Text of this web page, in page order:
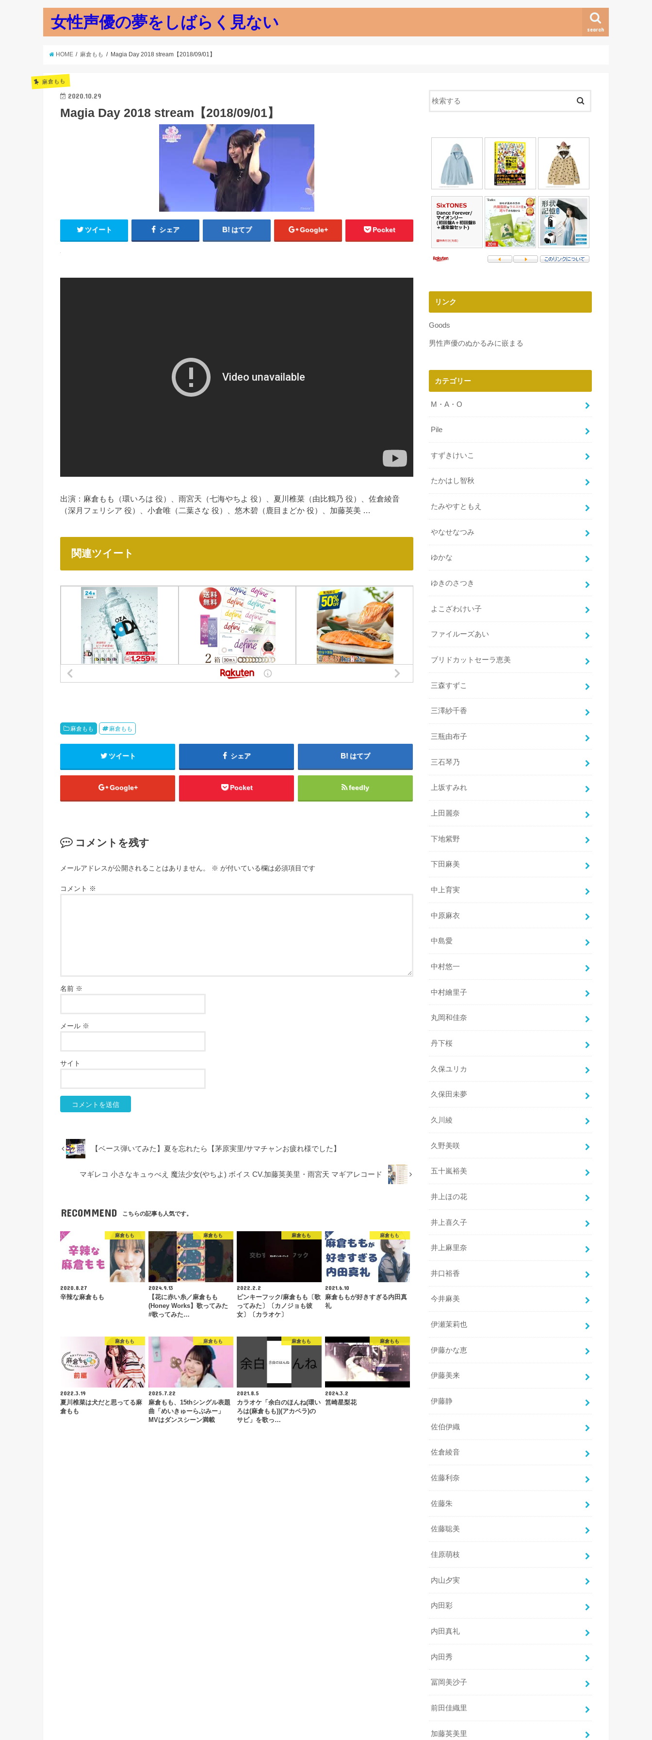
女性声優の夢をしばらく見ない search
HOME 麻倉もも Magia Day 2018 stream【2018/09/01】
麻倉もも
2020.10.29
Magia Day 2018 stream【2018/09/01】
ツイート シェア はてブ Google+ Pocket
出演：麻倉もも（環いろは 役）、雨宮天（七海やちよ 役）、夏川椎菜（由比鶴乃 役）、佐倉綾音
（深月フェリシア 役）、小倉唯（二葉さな 役）、悠木碧（鹿目まどか 役）、加藤英美 …
関連ツイート
麻倉もも 麻倉もも
ツイート シェア はてブ
Google+ Pocket feedly
コメントを残す
メールアドレスが公開されることはありません。 ※ が付いている欄は必須項目です
コメント ※
名前 ※
メール ※
サイト
【ベース弾いてみた】夏を忘れたら【茅原実里/サマチャンお疲れ様でした】
マギレコ 小さなキュゥべえ 魔法少女(やちよ) ボイス CV.加藤英美里・雨宮天 マギアレコード
RECOMMEND こちらの記事も人気です。
麻倉もも
2020.8.27
辛辣な麻倉もも
麻倉もも
2024.9.13
【花に赤い糸／麻倉もも
(Honey Works】歌ってみた
#歌ってみた…
麻倉もも
2022.2.2
ピンキーフック/麻倉もも〔歌
ってみた〕〔カノジョも彼
女〕〔カラオケ〕
麻倉もも
2021.6.10
麻倉ももが好きすぎる内田真
礼
麻倉もも
2022.3.19
夏川椎菜は犬だと思ってる麻
倉もも
麻倉もも
2025.7.22
麻倉もも、15thシングル表題
曲「めいきゅーらぶみー」
MVはダンスシーン満載
麻倉もも
2021.8.5
カラオケ「余白のほんね(環い
ろは(麻倉もも))(アカペラ)の
サビ」を歌っ…
麻倉もも
2024.3.2
筥崎星梨花
リンク
Goods
男性声優のぬかるみに嵌まる
カテゴリー
M・A・O
Pile
すずきけいこ
たかはし智秋
たみやすともえ
やなせなつみ
ゆかな
ゆきのさつき
よこざわけい子
ファイルーズあい
ブリドカットセーラ恵美
三森すずこ
三澤紗千香
三瓶由布子
三石琴乃
上坂すみれ
上田麗奈
下地紫野
下田麻美
中上育実
中原麻衣
中島愛
中村悠一
中村繪里子
丸岡和佳奈
丹下桜
久保ユリカ
久保田未夢
久川綾
久野美咲
五十嵐裕美
井上ほの花
井上喜久子
井上麻里奈
井口裕香
今井麻美
伊瀬茉莉也
伊藤かな恵
伊藤美来
伊藤静
佐伯伊織
佐倉綾音
佐藤利奈
佐藤朱
佐藤聡美
佳原萌枝
内山夕実
内田彩
内田真礼
内田秀
冨岡美沙子
前田佳織里
加藤英美里